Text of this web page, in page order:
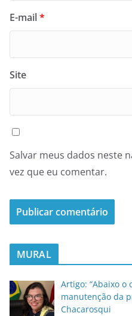
E-mail*
Site
Salvar meus dados neste
vez que eu comentar.
MURAL
Artigo: “Abaixo o
manutenção da
Chacarosqui